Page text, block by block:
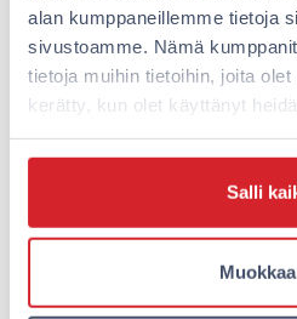
alan kumppaneillemme tietoja
sivustoamme. Nämä
tietoja muihin tietoihin, joita
kerätty, kun olet käyttänyt
Salli
Muokkaa
Lisäarvoa
Omena
kanssa
Omenassa majoitus on
asiakkaidemme elämää
tuottaa heille lisäarvoa